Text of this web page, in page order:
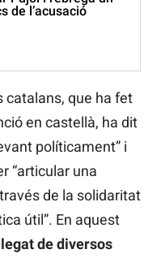
de l’acusació
catalans, que ha fet
en castellà, ha dit
políticament” i
“articular una
de la solidaritat
útil”. En aquest
de diversos